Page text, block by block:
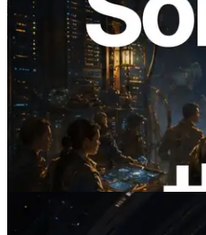
2026.08.05
ERPC、Solana
リージョンのping
Validators
この記事を読む